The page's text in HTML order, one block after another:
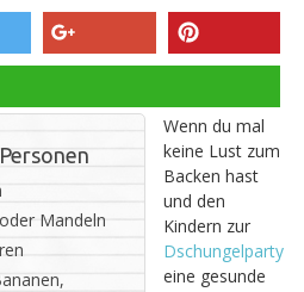
Mandeln
Wenn du mal
keine Lust zum
Backen hast
und den
Kindern zur
Dschungelparty
eine gesunde